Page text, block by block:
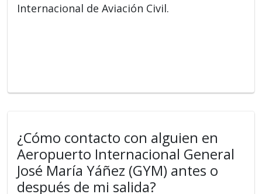
Internacional de Aviación Civil.
¿Cómo contacto con alguien en
Aeropuerto Internacional General
José María Yáñez (GYM) antes o
después de mi salida?